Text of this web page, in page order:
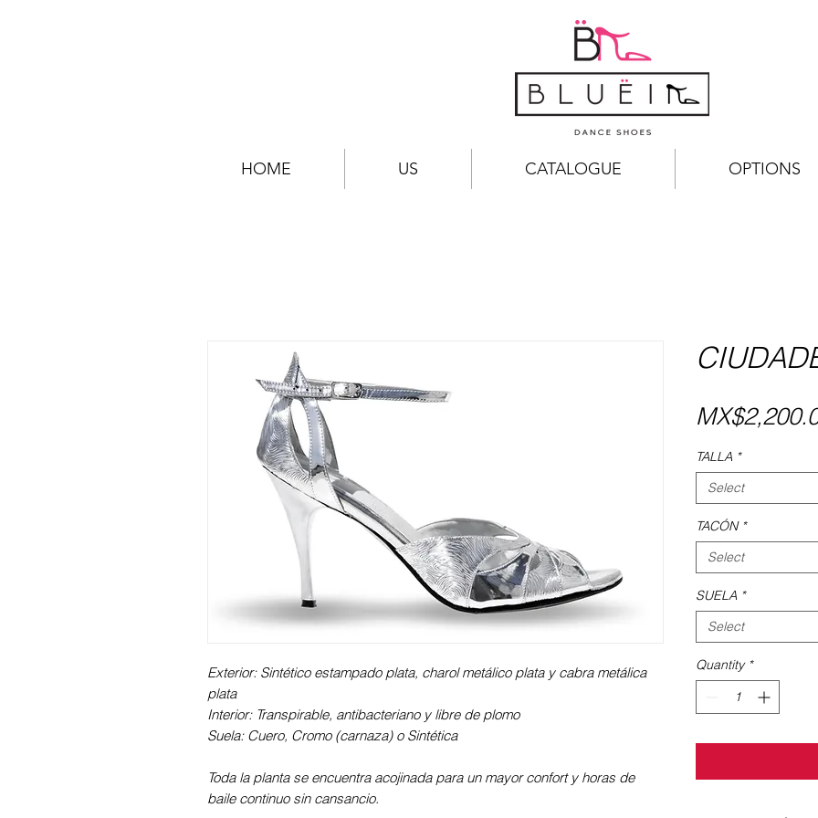
HOME US CATALOGUE OPTIONS
Exterior: Sintético estampado plata, charol metálico plata y cabra metálica
plata
Interior: Transpirable, antibacteriano y libre de plomo
Suela: Cuero, Cromo (carnaza) o Sintética
Toda la planta se encuentra acojinada para un mayor confort y horas de
baile continuo sin cansancio.
TALLA *
Select
TACÓN *
Select
SUELA *
Select
Quantity *